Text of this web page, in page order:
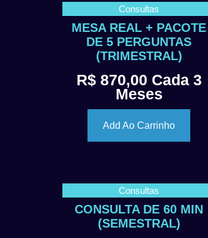
Consultas
MESA REAL + PACOTE
DE 5 PERGUNTAS
(TRIMESTRAL)
R$870,00 Cada 3
Meses
Add Ao Carrinho
Consultas
CONSULTA DE 60 MIN
(SEMESTRAL)